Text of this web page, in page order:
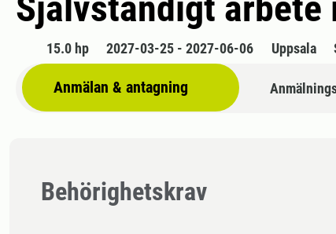
15.0 hp 2027-03-25 - 2027-06-06 Uppsala
Anmälan & antagning
Behörighetskrav